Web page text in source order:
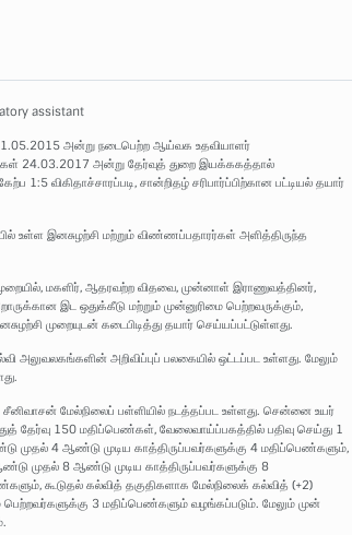
assistant
அன்று நடைபெற்ற ஆய்வக உதவியாளர்
24.03.2017 அன்று தேர்வுத் துறை இயக்ககத்தால்
1:5 விகிதாச்சாரப்படி, சான்றிதழ் சரிபார்ப்பிற்கான பட்டியல் தயார்
உள்ள இனசுழற்சி மற்றும் விண்ணப்பதாரர்கள் அளித்திருந்த
மகளிர், ஆதரவற்ற விதவை, முன்னாள் இராணுவத்தினர்,
இட ஒதுக்கீடு மற்றும் முன்னுரிமை பெற்றவருக்கும்,
முறையுடன் கடைபிடித்து தயார் செய்யப்பட்டுள்ளது.
அலுவலகங்களின் அறிவிப்புப் பலகையில் ஒட்டப்பட உள்ளது. மேலும்
சீனிவாசன் மேல்நிலைப் பள்ளியில் நடத்தப்பட உள்ளது. சென்னை உயர்
தேர்வு 150 மதிப்பெண்கள், வேலைவாய்ப்பகத்தில் பதிவு செய்து 1
முதல் 4 ஆண்டு முடிய காத்திருப்பவர்களுக்கு 4 மதிப்பெண்களும்,
முதல் 8 ஆண்டு முடிய காத்திருப்பவர்களுக்கு 8
கூடுதல் கல்வித் தகுதிகளாக மேல்நிலைக் கல்வித் (+2)
3 மதிப்பெண்களும் வழங்கப்படும். மேலும் முன்